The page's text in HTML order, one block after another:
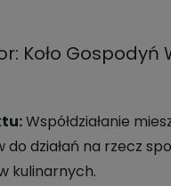
Koło Gospodyń
Współdziałanie
do działań na rzecz
kulinarnych.